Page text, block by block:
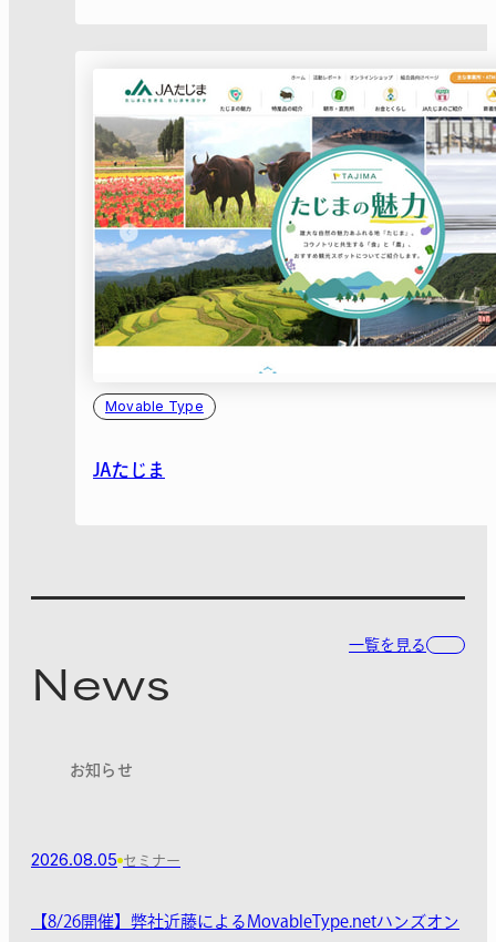
Movable Type
JAたじま
News
お知らせ
一覧を見る
2026.08.05 セミナー
【8/26開催】弊社近藤によるMovableType.netハンズオン